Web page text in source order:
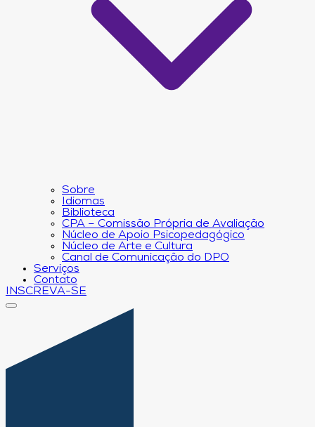
Sobre
Idiomas
Biblioteca
CPA – Comissão Própria de Avaliação
Núcleo de Apoio Psicopedagógico
Núcleo de Arte e Cultura
Canal de Comunicação do DPO
Serviços
Contato
INSCREVA-SE